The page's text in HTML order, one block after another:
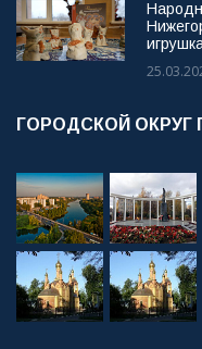
ГОРОДСКОЙ ОКРУГ